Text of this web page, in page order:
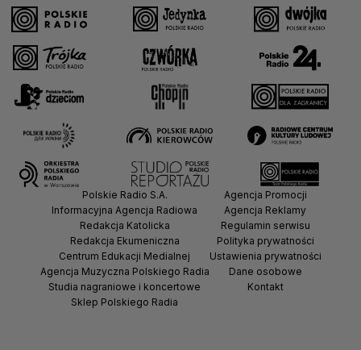
Polskie Radio S.A.
Informacyjna Agencja Radiowa
Redakcja Katolicka
Redakcja Ekumeniczna
Centrum Edukacji Medialnej
Agencja Muzyczna Polskiego Radia
Studia nagraniowe i koncertowe
Sklep Polskiego Radia
Agencja Promocji
Agencja Reklamy
Regulamin serwisu
Polityka prywatności
Ustawienia prywatności
Dane osobowe
Kontakt